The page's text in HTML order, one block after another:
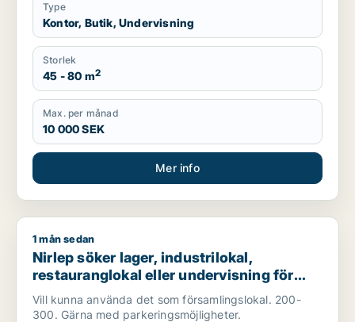
Type
Kontor, Butik, Undervisning
Storlek
45 - 80 m2
Max. per månad
10 000 SEK
Mer info
Nirlep söker lager, industrilokal, restauranglokal eller
1 mån sedan
Nirlep söker lager, industrilokal,
restauranglokal eller undervisning för
uthyrning i Botkyrka
Vill kunna använda det som församlingslokal. 200-
300. Gärna med parkeringsmöjligheter.